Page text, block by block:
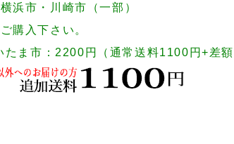
浜市・川崎市（一部）
購入下さい。
ま市：2200円（通常送料1100円+差額